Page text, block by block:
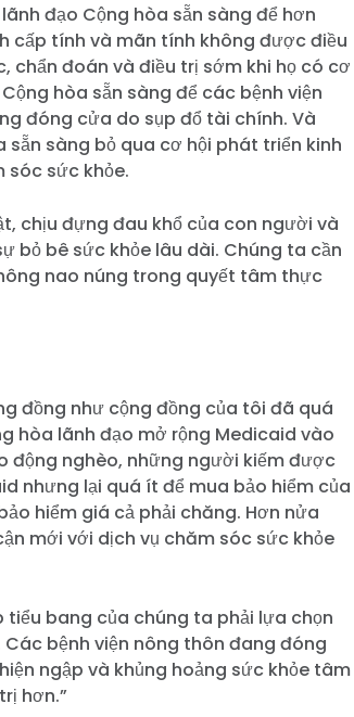
Courts
tôi
đạo Cộng hòa sẵn sàng để hơn
cấp tính và mãn tính không được điều
chẩn đoán và điều trị sớm khi họ có cơ
hòa sẵn sàng để các bệnh viện
đóng cửa do sụp đổ tài chính. Và
sàng bỏ qua cơ hội phát triển kinh
sức khỏe.
chịu đựng đau khổ của con người và
bỏ bê sức khỏe lâu dài. Chúng ta cần
nao núng trong quyết tâm thực
đồng như cộng đồng của tôi đã quá
hòa lãnh đạo mở rộng Medicaid vào
động nghèo, những người kiếm được
nhưng lại quá ít để mua bảo hiểm của
hiểm giá cả phải chăng. Hơn nửa
mới với dịch vụ chăm sóc sức khỏe
bang của chúng ta phải lựa chọn
bệnh viện nông thôn đang đóng
ngập và khủng hoảng sức khỏe tâm
hơn.”